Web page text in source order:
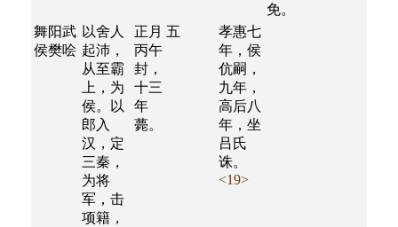
免。
舞阳武
侯樊哙
以舍人
起沛，
从至霸
上，为
侯。以
郎入
汉，定
三秦，
为将
军，击
项籍，
正月
丙午
封，
十三
年
薨。
五
孝惠七
年，侯
伉嗣，
九年，
高后八
年，坐
吕氏
诛。
<19>